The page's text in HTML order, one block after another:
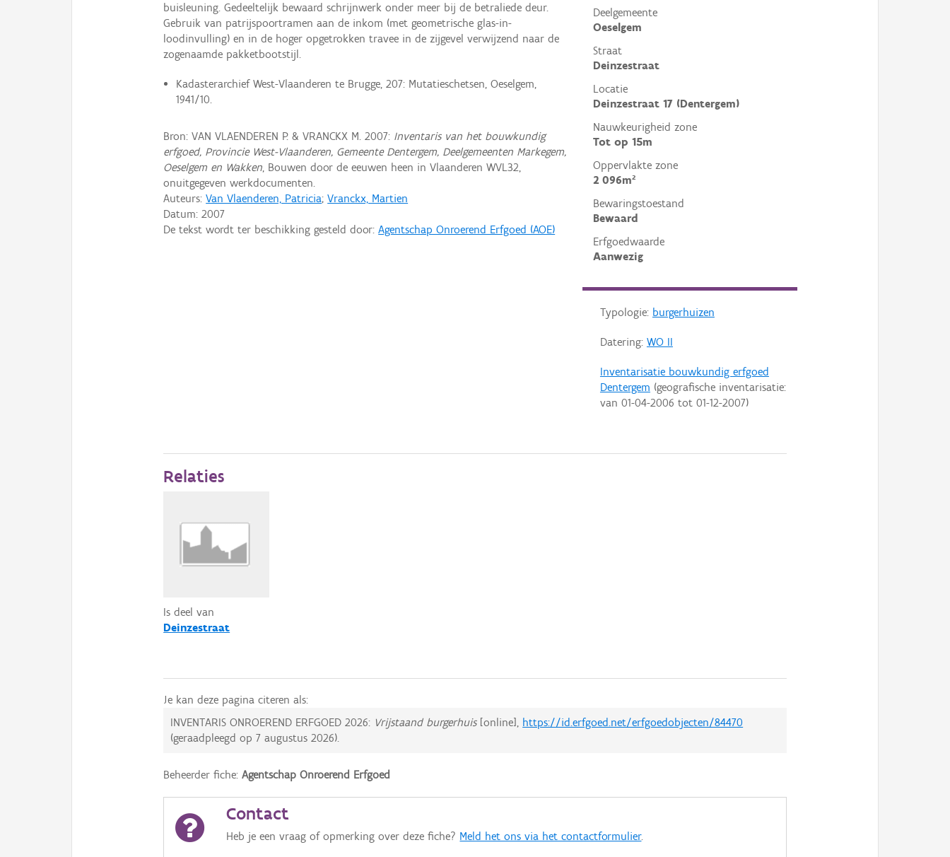
Deelgemeente
Oeselgem
Straat
Deinzestraat
Locatie
Deinzestraat 17 (Dentergem)
Nauwkeurigheid zone
Tot op 15m
Oppervlakte zone
2 096m²
Bewaringstoestand
Bewaard
Erfgoedwaarde
Aanwezig
Typologie: burgerhuizen
Datering: WO II
Inventarisatie bouwkundig erfgoed
Dentergem (geografische inventarisatie:
van 01-04-2006 tot 01-12-2007)
buisleuning. Gedeeltelijk bewaard schrijnwerk onder meer bij de betraliede deur.
Gebruik van patrijspoortramen aan de inkom (met geometrische glas-in-
loodinvulling) en in de hoger opgetrokken travee in de zijgevel verwijzend naar de
zogenaamde pakketbootstijl.
Kadasterarchief West-Vlaanderen te Brugge, 207: Mutatieschetsen, Oeselgem,
1941/10.
Bron: VAN VLAENDEREN P. & VRANCKX M. 2007: Inventaris van het bouwkundig
erfgoed, Provincie West-Vlaanderen, Gemeente Dentergem, Deelgemeenten Markegem,
Oeselgem en Wakken, Bouwen door de eeuwen heen in Vlaanderen WVL32,
onuitgegeven werkdocumenten.
Auteurs:Van Vlaenderen, Patricia;Vranckx, Martien
Datum:2007
De tekst wordt ter beschikking gesteld door:Agentschap Onroerend Erfgoed (AOE)
Relaties
Is deel van
Deinzestraat
Je kan deze pagina citeren als:
INVENTARIS ONROEREND ERFGOED 2026: Vrijstaand burgerhuis[online], https://id.erfgoed.net/erfgoedobjecten/84470
(geraadpleegd op7 augustus 2026).
Beheerder fiche:Agentschap Onroerend Erfgoed
Contact
Heb je een vraag of opmerking over deze fiche? Meld het ons via het contactformulier.